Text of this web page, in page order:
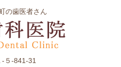
の歯医者さん
-５-841-31